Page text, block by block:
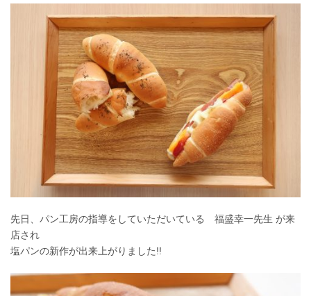
先日、パン工房の指導をしていただいている 福盛幸一先生 が来
店され
塩パンの新作が出来上がりました!!